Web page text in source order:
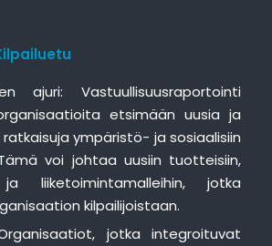
ajuri: Vastuullisuusraportointi
etsimään uusia ja
ympäristö- ja sosiaalisiin
voi johtaa uusiin tuotteisiin,
ja liiketoimintamalleihin, jotka
kilpailijoistaan.
jotka integroituvat